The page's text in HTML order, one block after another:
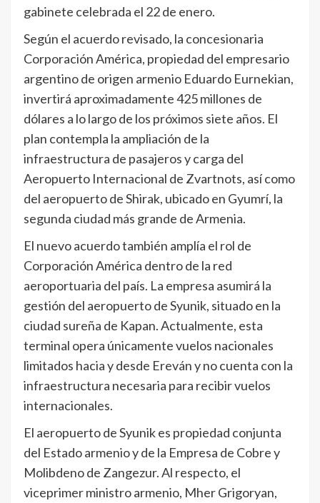
gabinete celebrada el 22 de enero.
Según el acuerdo revisado, la concesionaria
Corporación América, propiedad del empresario
argentino de origen armenio Eduardo Eurnekian,
invertirá aproximadamente 425 millones de
dólares a lo largo de los próximos siete años. El
plan contempla la ampliación de la
infraestructura de pasajeros y carga del
Aeropuerto Internacional de Zvartnots, así como
del aeropuerto de Shirak, ubicado en Gyumrí, la
segunda ciudad más grande de Armenia.
El nuevo acuerdo también amplía el rol de
Corporación América dentro de la red
aeroportuaria del país. La empresa asumirá la
gestión del aeropuerto de Syunik, situado en la
ciudad sureña de Kapan. Actualmente, esta
terminal opera únicamente vuelos nacionales
limitados hacia y desde Ereván y no cuenta con la
infraestructura necesaria para recibir vuelos
internacionales.
El aeropuerto de Syunik es propiedad conjunta
del Estado armenio y de la Empresa de Cobre y
Molibdeno de Zangezur. Al respecto, el
viceprimer ministro armenio, Mher Grigoryan,